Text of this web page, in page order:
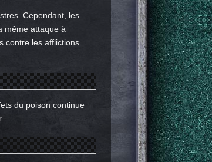
Cependant, les
même attaque à
contre les afflictions.
du poison continue